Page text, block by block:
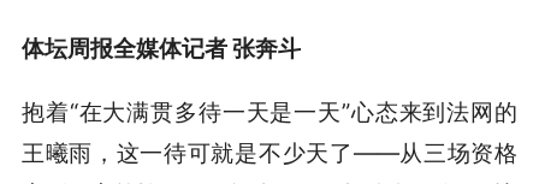
体坛周报全媒体记者 张奔斗
抱着“在大满贯多待一天是一天”心态来到法网的
王曦雨，这一待可就是不少天了——从三场资格